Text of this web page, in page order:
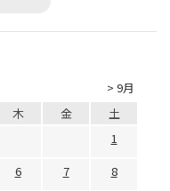
> 9月
木 金
土
1
6 7
8